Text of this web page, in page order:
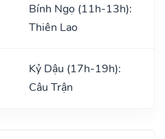
Bính Ngọ (11h-13h):
Thiên Lao
Kỷ Dậu (17h-19h):
Câu Trận